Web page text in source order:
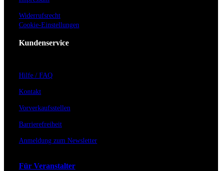
Widerrufsrecht
Cookie-Einstellungen
Kundenservice
Hilfe / FAQ
Kontakt
Vorverkaufsstellen
Barrierefreiheit
Anmeldung zum Newsletter
Für Veranstalter